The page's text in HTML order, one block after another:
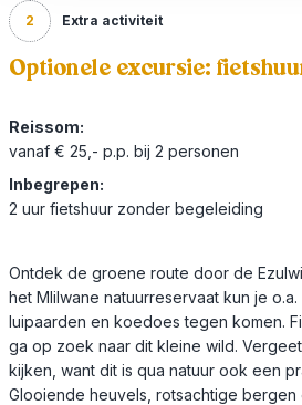
2 Extra activiteit
Optionele excursie:
Reissom:
vanaf € 25,- p.p. bij 2 personen
Inbegrepen:
2 uur fietshuur zonder begeleiding
Ontdek de groene route door de
het Mlilwane natuurreservaat kun je o.a.
luipaarden en koedoes tegen komen.
ga op zoek naar dit kleine wild.
kijken, want dit is qua natuur ook een
Glooiende heuvels, rotsachtige bergen